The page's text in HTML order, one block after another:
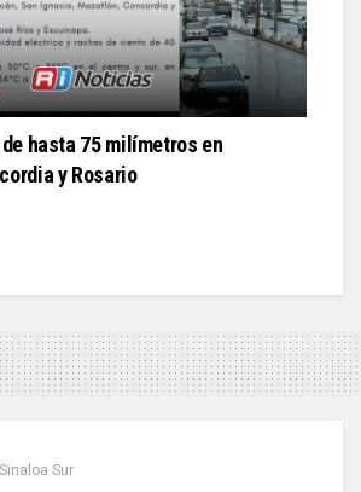
hasta 75 milímetros en
y Rosario
Sinaloa Sur